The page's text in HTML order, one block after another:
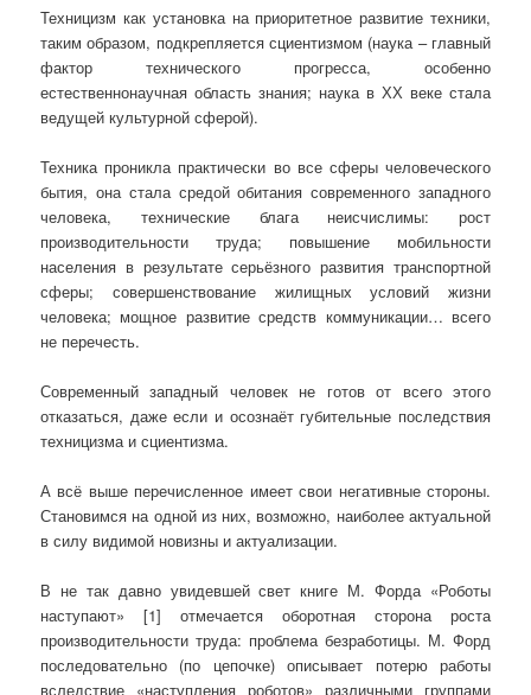
Техницизм как установка на приоритетное развитие техники,
таким образом, подкрепляется сциентизмом (наука – главный
фактор технического прогресса, особенно
естественнонаучная область знания; наука в ХХ веке стала
ведущей культурной сферой).
Техника проникла практически во все сферы человеческого
бытия, она стала средой обитания современного западного
человека, технические блага неисчислимы: рост
производительности труда; повышение мобильности
населения в результате серьёзного развития транспортной
сферы; совершенствование жилищных условий жизни
человека; мощное развитие средств коммуникации… всего
не перечесть.
Современный западный человек не готов от всего этого
отказаться, даже если и осознаёт губительные последствия
техницизма и сциентизма.
А всё выше перечисленное имеет свои негативные стороны.
Становимся на одной из них, возможно, наиболее актуальной
в силу видимой новизны и актуализации.
В не так давно увидевшей свет книге М. Форда «Роботы
наступают» [1] отмечается оборотная сторона роста
производительности труда: проблема безработицы. М. Форд
последовательно (по цепочке) описывает потерю работы
вследствие «наступления роботов» различными группами